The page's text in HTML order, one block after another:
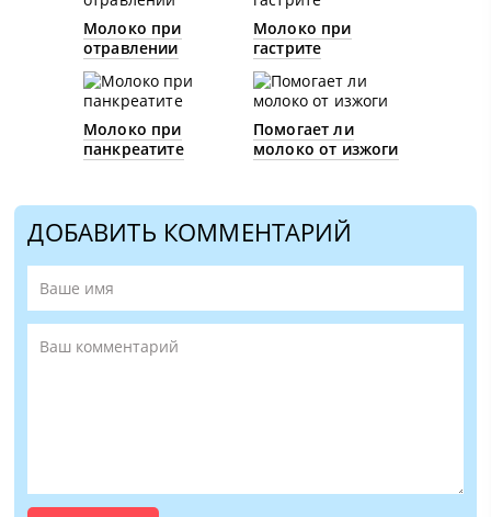
Молоко при
отравлении
Молоко при
гастрите
Молоко при
панкреатите
Помогает ли
молоко от изжоги
ДОБАВИТЬ КОММЕНТАРИЙ